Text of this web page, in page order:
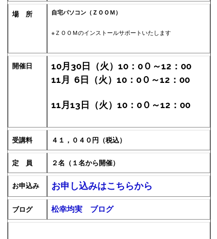
場 所 自宅パソコン（ＺＯＯＭ）
※ＺＯＯＭのインストールサポートいたします
開催日 10月30日（火 ）10：0０～12：00
11月 6 日（火）10：0０～12：00
11月13日（火） 10：0０～12：00
受講料 ４１，０４０円（税込）
定 員 ２名（１名から開催）
お申込み お申し込みはこちらから
ブログ 松幸均実 ブログ